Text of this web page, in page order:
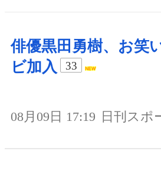
俳優黒田勇樹、お笑
ビ加入
33
08月09日 17:19 日刊スポ